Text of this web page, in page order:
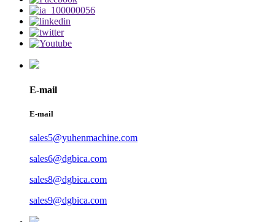
E-mail
E-mail
sales5@yuhenmachine.com
sales6@dgbica.com
sales8@dgbica.com
sales9@dgbica.com